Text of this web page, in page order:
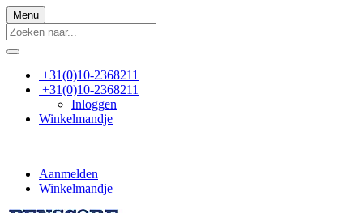
Menu
+31(0)10-2368211
+31(0)10-2368211
Inloggen
Winkelmandje
Aanmelden
Winkelmandje